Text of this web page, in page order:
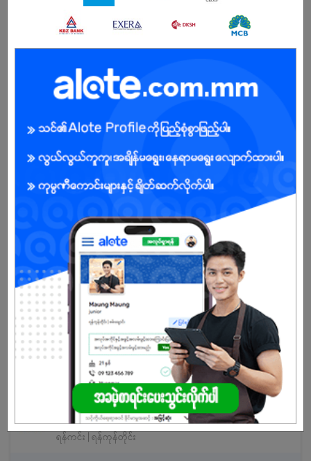
အခွင့်အရေးရှိသူ : ကျား/မ
သက်တမ်းကုန်သွားပါပြီ
အကောင့်မရှိသေးဘူးလား?
မှတ်ပုံတင်မယ်
နောက်ထပ်အလားတူအလုပ်များ
အိမ်ခြံမြေအကျိုးဆောင်
YouFang Real Estate Agency Co.,Ltd
ရန်ကင်း | ရန်ကုန်တိုင်း